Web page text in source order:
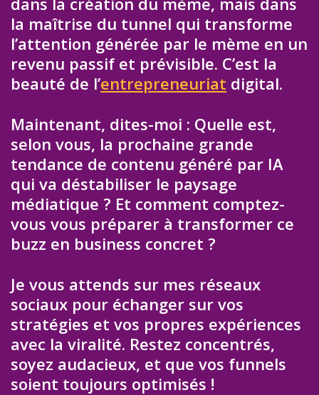
la maîtrise du tunnel qui transforme
l’attention générée par le mème en un
revenu passif et prévisible. C’est la
beauté de l’entrepreneuriat digital.
Maintenant, dites-moi : Quelle est,
selon vous, la prochaine grande
tendance de contenu généré par IA
qui va déstabiliser le paysage
médiatique ? Et comment comptez-
vous vous préparer à transformer ce
buzz en business concret ?
Je vous attends sur mes réseaux
sociaux pour échanger sur vos
stratégies et vos propres expériences
avec la viralité. Restez concentrés,
soyez audacieux, et que vos funnels
soient toujours optimisés !